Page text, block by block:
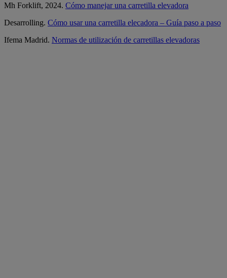
Mh Forklift, 2024. Cómo manejar una carretilla elevadora
Desarrolling. Cómo usar una carretilla elecadora – Guía paso a paso
Ifema Madrid. Normas de utilización de carretillas elevadoras